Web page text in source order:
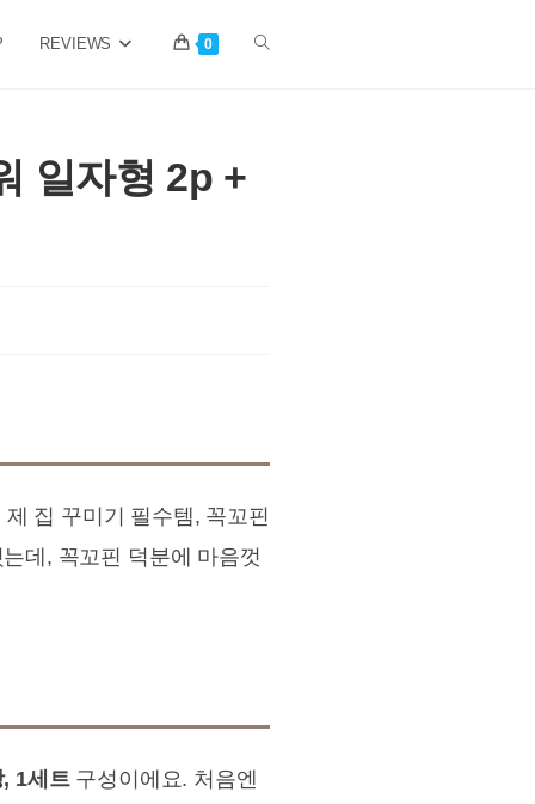
REVIEWS 0 Toggle
일자형 2p +
집 꾸미기 필수템, 꼭꼬핀
데, 꼭꼬핀 덕분에 마음껏
1세트구성이에요. 처음엔